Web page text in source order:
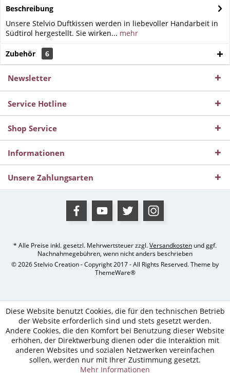
Beschreibung
Unsere Stelvio Duftkissen werden in liebevoller Handarbeit in
Südtirol hergestellt. Sie wirken... mehr
Zubehör 6
Newsletter
Service Hotline
Shop Service
Informationen
Unsere Zahlungsarten
* Alle Preise inkl. gesetzl. Mehrwertsteuer zzgl.Versandkosten und ggf.
Nachnahmegebühren, wenn nicht anders beschrieben
© 2026 Stelvio Creation - Copyright 2017 - All Rights Reserved. Theme by
ThemeWare®
Diese Website benutzt Cookies, die für den technischen Betrieb
der Website erforderlich sind und stets gesetzt werden.
Andere Cookies, die den Komfort bei Benutzung dieser Website
erhöhen, der Direktwerbung dienen oder die Interaktion mit
anderen Websites und sozialen Netzwerken vereinfachen
sollen, werden nur mit Ihrer Zustimmung gesetzt.
Mehr Informationen